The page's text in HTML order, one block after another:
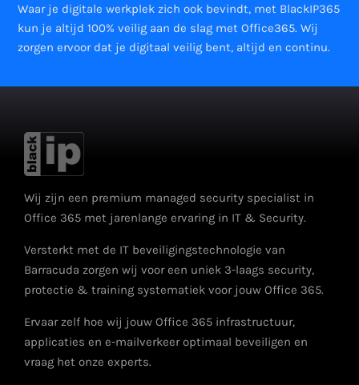
Waar je digitale werkplek zich ook bevindt, met BlackIP365
kun je altijd 100% veilig aan de slag met Office365. Wij
zorgen ervoor dat je digitaal veilig bent, altijd en continu.
Wij zijn een premium managed security specialist in
Office 365 met jarenlange ervaring in IT & Security.
Versterkt met de IT beveiligingstechnologie van
Barracuda zorgen wij voor een uniek 3-laags security,
protectie & training systematiek voor jouw Office 365.
Ervaar zelf hoe wij jouw Office 365 infrastructuur,
applicaties en e-mailverkeer optimaal beveiligen en
vraag het onze experts.